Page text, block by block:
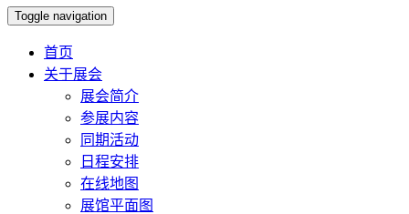
Toggle navigation
首页
关于展会
展会简介
参展内容
同期活动
日程安排
在线地图
展馆平面图